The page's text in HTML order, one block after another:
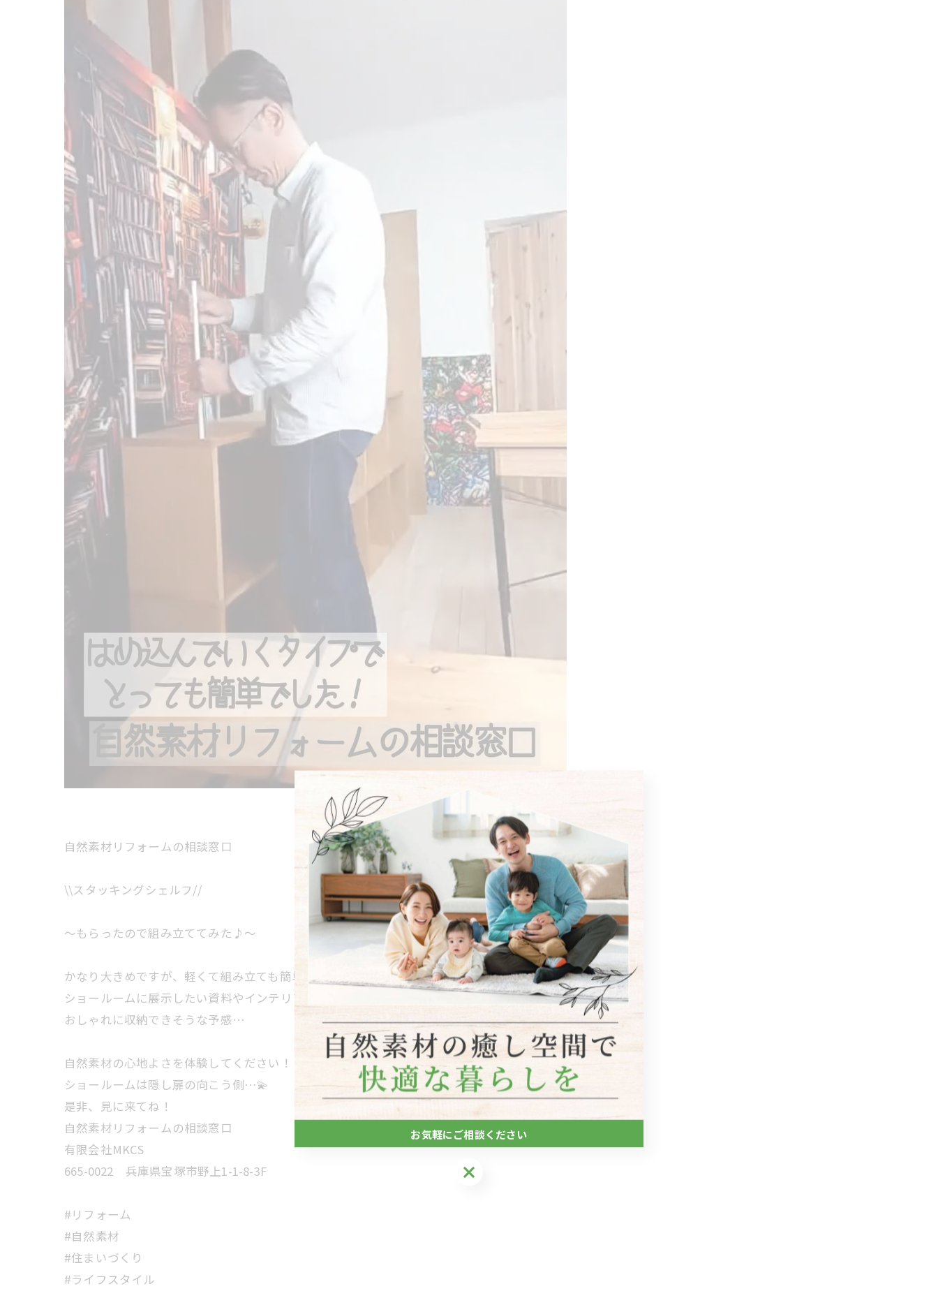
自然素材リフォームの相談窓口
\\スタッキングシェルフ//
～もらったので組み立ててみた♪～
かなり大きめですが、軽くて組み立ても簡単にできました
ショールームに展示したい資料やインテリアなど
おしゃれに収納できそうな予感…
自然素材の心地よさを体験してください！
ショールームは隠し扉の向こう側…💫
是非、見に来てね！
自然素材リフォームの相談窓口
有限会社MKCS
665-0022 兵庫県宝塚市野上1-1-8-3F
#リフォーム
#自然素材
#住まいづくり
#ライフスタイル
お気軽にご相談ください
お気軽にご相談ください